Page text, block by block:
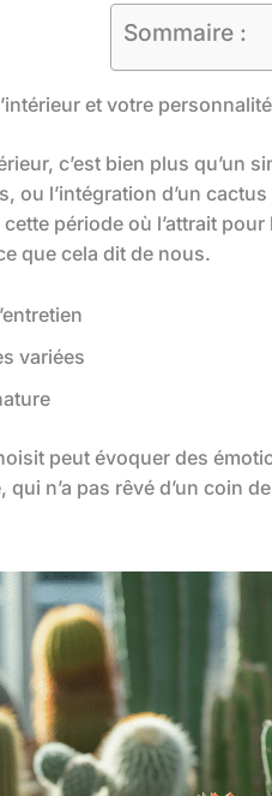
Sommaire :
et votre personnalité
c’est bien plus qu’un
ou l’intégration d’un
période où l’attrait pour
que cela dit de nous.
variées
peut évoquer des
qui n’a pas rêvé d’un coin